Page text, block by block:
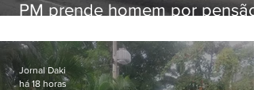
PM prende homem por pensão
Jornal Daki
há 18 horas